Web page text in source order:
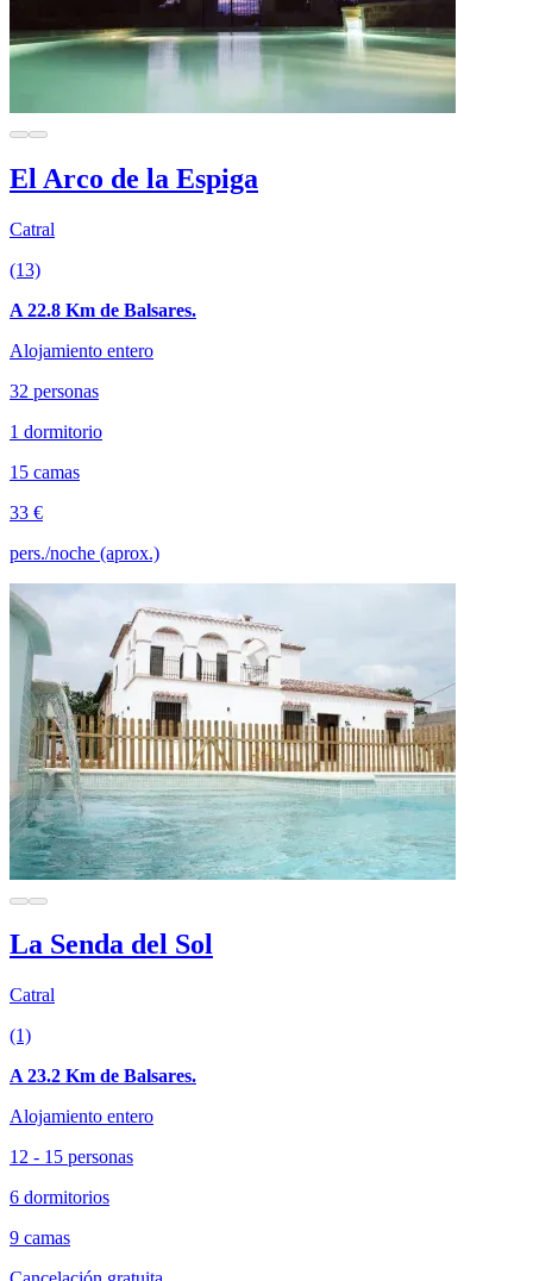
El Arco de la Espiga
Catral
(13)
A 22.8 Km de Balsares.
Alojamiento entero
32 personas
1 dormitorio
15 camas
33 €
pers./noche (aprox.)
La Senda del Sol
Catral
(1)
A 23.2 Km de Balsares.
Alojamiento entero
12 - 15 personas
6 dormitorios
9 camas